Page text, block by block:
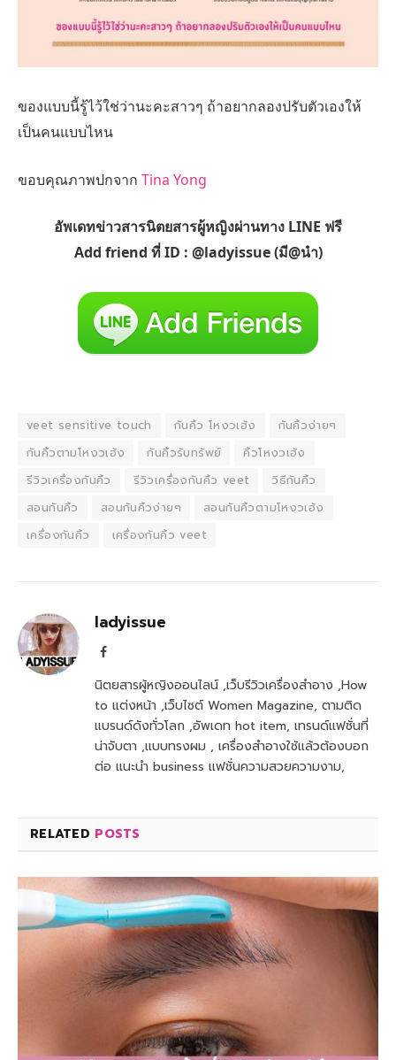
ของแบบนี้รู้ไว้ใช่ว่านะคะสาวๆ ถ้าอยากลองปรับตัวเองให้
เป็นคนแบบไหน
ขอบคุณภาพปกจาก Tina Yong
อัพเดทข่าวสารนิตยสารผู้หญิงผ่านทาง LINE ฟรี
Add friend ที่ ID : @ladyissue (มี@นำ)
veet sensitive touch กันคิ้ว โหงวเฮ้ง
กันคิ้วง่ายๆ
กันคิ้วตามโหงวเฮ้ง
กันคิ้วรับทรัพย์
คิ้วโหงวเฮ้ง
รีวิวเครื่องกันคิ้ว
รีวิวเครื่องกันคิ้ว veet
วิธีกันคิ้ว
สอนกันคิ้ว
สอนกันคิ้วง่ายๆ
สอนกันคิ้วตามโหงวเฮ้ง
เครื่องกันคิ้ว
เครื่องกันคิ้ว veet
ladyissue
Facebook
นิตยสารผู้หญิงออนไลน์ ,เว็บรีวิวเครื่องสำอาง ,How
to แต่งหน้า ,เว็บไซต์ Women Magazine, ตามติด
แบรนด์ดังทั่วโลก ,อัพเดท hot item, เทรนด์แฟชั่นที่
น่าจับตา ,แบบทรงผม , เครื่องสำอางใช้แล้วต้องบอก
ต่อ แนะนำ business แฟชั่นความสวยความงาม,
RELATED POSTS